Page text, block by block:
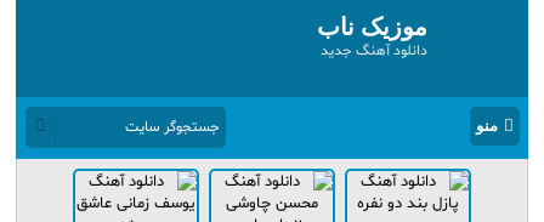
موزیک ناب
دانلود آهنگ جدید
منو